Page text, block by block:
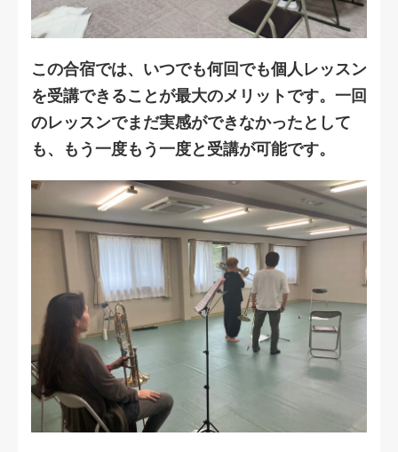
この合宿では、いつでも何回でも個人レッスン
を受講できることが最大のメリットです。一回
のレッスンでまだ実感ができなかったとして
も、もう一度もう一度と受講が可能です。